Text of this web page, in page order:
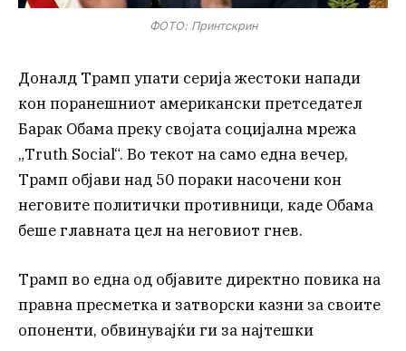
ФОТО: Принтскрин
Доналд Трамп упати серија жестоки напади
кон поранешниот американски претседател
Барак Обама преку својата социјална мрежа
„Truth Social“. Во текот на само една вечер,
Трамп објави над 50 пораки насочени кон
неговите политички противници, каде Обама
беше главната цел на неговиот гнев.
Трамп во една од објавите директно повика на
правна пресметка и затворски казни за своите
опоненти, обвинувајќи ги за најтешки